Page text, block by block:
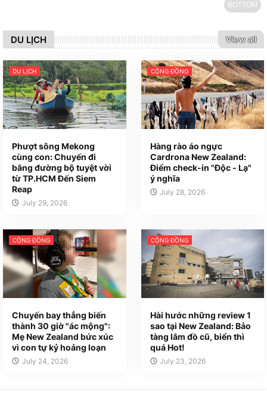
BOTTOM
DU LỊCH View all
DU LỊCH
Phượt sông Mekong
cùng con: Chuyến đi
bằng đường bộ tuyệt vời
từ TP.HCM Đến Siem
Reap
July 29, 2026
CỘNG ĐỒNG
Hàng rào áo ngực
Cardrona New Zealand:
Điểm check-in "Độc - Lạ"
ý nghĩa
July 28, 2026
CỘNG ĐỒNG
Chuyến bay thẳng biến
thành 30 giờ "ác mộng":
Mẹ New Zealand bức xúc
vì con tự kỷ hoảng loạn
July 24, 2026
CỘNG ĐỒNG
Hài hước những review 1
sao tại New Zealand: Bảo
tàng lắm đồ cũ, biển thì
quá Hot!
July 23, 2026